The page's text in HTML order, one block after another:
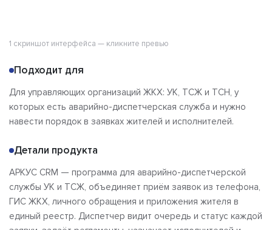
1 скриншот интерфейса — кликните превью
Подходит для
Для управляющих организаций ЖКХ: УК, ТСЖ и ТСН, у
которых есть аварийно-диспетчерская служба и нужно
навести порядок в заявках жителей и исполнителей.
Детали продукта
АРКУС CRM — программа для аварийно-диспетчерской
службы УК и ТСЖ, объединяет приём заявок из телефона,
ГИС ЖКХ, личного обращения и приложения жителя в
единый реестр. Диспетчер видит очередь и статус каждой